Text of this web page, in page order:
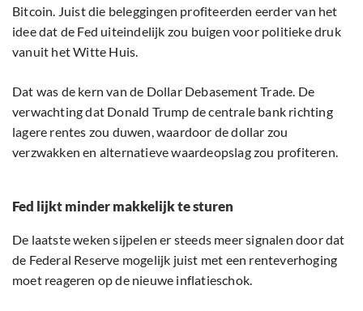
Bitcoin. Juist die beleggingen profiteerden eerder van het
idee dat de Fed uiteindelijk zou buigen voor politieke druk
vanuit het Witte Huis.
Dat was de kern van de Dollar Debasement Trade. De
verwachting dat Donald Trump de centrale bank richting
lagere rentes zou duwen, waardoor de dollar zou
verzwakken en alternatieve waardeopslag zou profiteren.
Fed lijkt minder makkelijk te sturen
De laatste weken sijpelen er steeds meer signalen door dat
de Federal Reserve mogelijk juist met een renteverhoging
moet reageren op de nieuwe inflatieschok.